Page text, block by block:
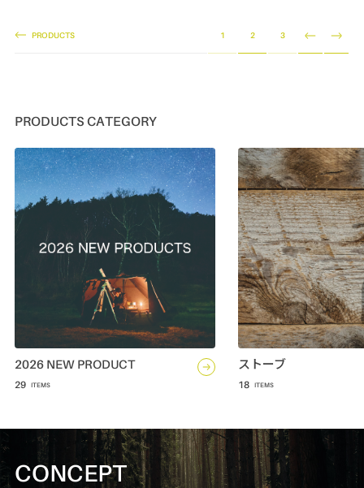
PRODUCTS 1 2 3
PRODUCTS CATEGORY
2026 NEW PRODUCT
29
ストーブ
18
CONCEPT